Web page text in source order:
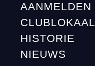
AANMELDEN
CLUBLOKAAL
HISTORIE
NIEUWS